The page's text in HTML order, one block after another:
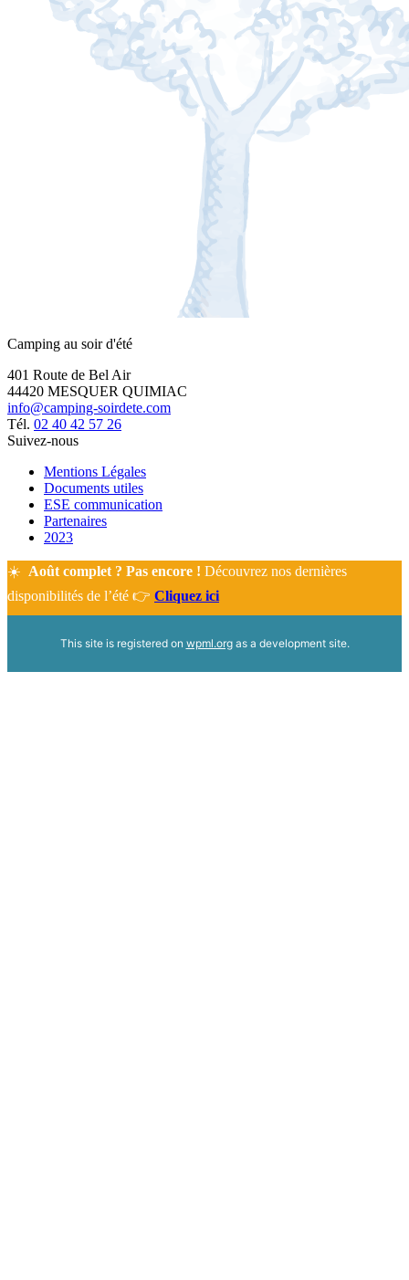
Camping au soir d'été
401 Route de Bel Air
44420 MESQUER QUIMIAC
info@camping-soirdete.com
Tél. 02 40 42 57 26
Suivez-nous
Mentions Légales
Documents utiles
ESE communication
Partenaires
2023
☀️ Août complet ? Pas encore ! Découvrez nos dernières
disponibilités de l’été 👉 Cliquez ici
This site is registered on wpml.orgas a development site.